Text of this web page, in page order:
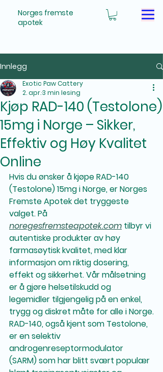
Norges fremste
apotek
Innlegg
Kjøp RAD-140 (Testolone)
15mg i Norge – Sikker,
Effektiv og Høy Kvalitet
Online
Exotic Paw Cattery
2. apr.3 min lesing
Hvis du ønsker å kjøpe RAD-140
(Testolone) 15mg i Norge, er Norges
Fremste Apotek det tryggeste
valget. På
noregesfremsteapotek.com tilbyr vi
autentiske produkter av høy
farmasøytisk kvalitet, med klar
informasjon om riktig dosering,
effekt og sikkerhet. Vår målsetning
er å gjøre helsetilskudd og
legemidler tilgjengelig på en enkel,
trygg og diskret måte for alle i Norge.
RAD-140, også kjent som Testolone,
er en selektiv
androgenreseptormodulator
(SARM) som har blitt svært populær